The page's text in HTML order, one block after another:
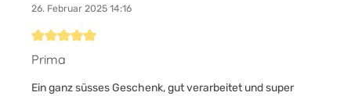
26. Februar 2025 14:16
Bewertung mit 5 von 5 Sternen
Prima
Ein ganz süsses Geschenk, gut verarbeitet und super